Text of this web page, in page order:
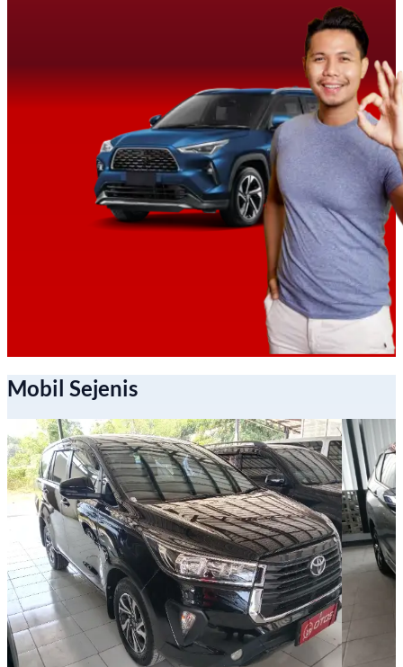
Mobil Sejenis